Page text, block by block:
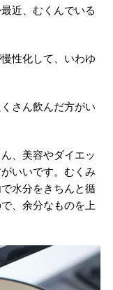
近、むくんでいる
性化して、いわゆ
さん飲んだ方がい
、美容やダイエッ
いいです。むくみ
水分をきちんと循
、余分なものを上